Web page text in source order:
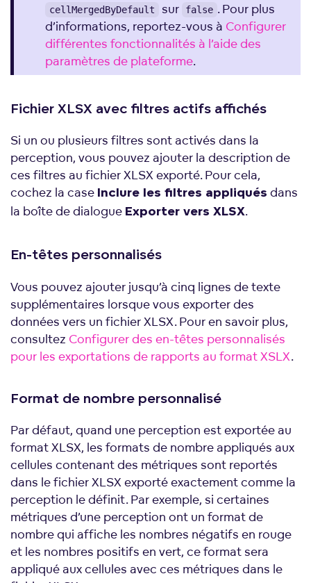
cellMergedByDefault sur false . Pour plus
d’informations, reportez-vous à Configurer
différentes fonctionnalités à l’aide des
paramètres de plateforme.
Fichier XLSX avec filtres actifs affichés
Si un ou plusieurs filtres sont activés dans la
perception, vous pouvez ajouter la description de
ces filtres au fichier XLSX exporté. Pour cela,
cochez la case Inclure les filtres appliqués dans
la boîte de dialogue Exporter vers XLSX.
En-têtes personnalisés
Vous pouvez ajouter jusqu’à cinq lignes de texte
supplémentaires lorsque vous exporter des
données vers un fichier XLSX. Pour en savoir plus,
consultez Configurer des en-têtes personnalisés
pour les exportations de rapports au format XSLX.
Format de nombre personnalisé
Par défaut, quand une perception est exportée au
format XLSX, les formats de nombre appliqués aux
cellules contenant des métriques sont reportés
dans le fichier XLSX exporté exactement comme la
perception le définit. Par exemple, si certaines
métriques d’une perception ont un format de
nombre qui affiche les nombres négatifs en rouge
et les nombres positifs en vert, ce format sera
appliqué aux cellules avec ces métriques dans le